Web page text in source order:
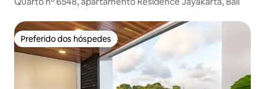
Preferido dos hóspedes
Preferido dos hóspedes